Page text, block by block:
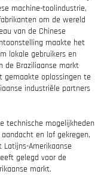
machine-toolindustrie,
om de wereld
van de Chinese
maakte het
lokale gebruikers en
de Braziliaanse markt
gemaakte oplossingen te
industriële partners
technische mogelijkheden
en lof gekregen,
Amerikaanse
gelegd voor de
markt.